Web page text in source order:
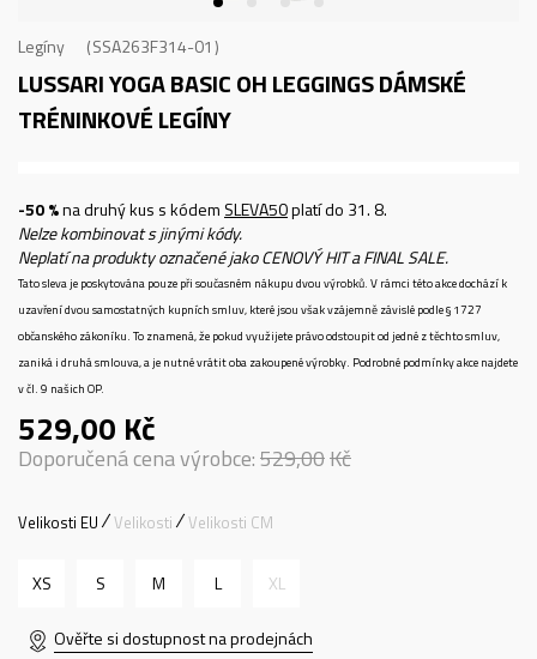
Legíny SSA263F314-01
LUSSARI YOGA BASIC OH LEGGINGSDÁMSKÉ
TRÉNINKOVÉ LEGÍNY
-50 %na druhý kus s kódem SLEVA50platí do 31. 8.
Nelze kombinovat s jinými kódy.
Neplatí na produkty označené jako CENOVÝ HIT a FINAL SALE.
Tato sleva je poskytována pouze při současném nákupu dvou výrobků. V rámci této akce dochází k
uzavření dvou samostatných kupních smluv, které jsou však vzájemně závislé podle § 1727
občanského zákoníku. To znamená, že pokud využijete právo odstoupit od jedné z těchto smluv,
zaniká i druhá smlouva, a je nutné vrátit oba zakoupené výrobky. Podrobné podmínky akce najdete
v čl. 9 našich OP.
529,00 Kč
Doporučená cena výrobce:529,00Kč
Velikosti EU Velikosti Velikosti CM
XS S M L XL
Ověřte si dostupnost na prodejnách